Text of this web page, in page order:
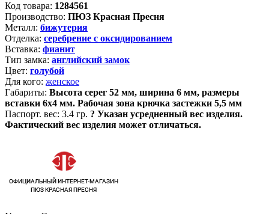
Код товара: 1284561
Производство: ПЮЗ Красная Пресня
Металл: бижутерия
Отделка: серебрение с оксидированием
Вставка: фианит
Тип замка: английский замок
Цвет: голубой
Для кого: женское
Габариты: Высота серег 52 мм, ширина 6 мм, размеры
вставки 6х4 мм. Рабочая зона крючка застежки 5,5 мм
Паспорт. вес: 3.4 гр. ? Указан усредненный вес изделия.
Фактический вес изделия может отличаться.